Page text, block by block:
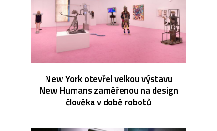
New York otevřel velkou výstavu
New Humans zaměřenou na design
člověka v době robotů